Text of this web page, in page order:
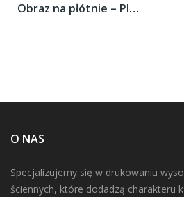
Obraz na płótnie – Ploty papuzie –...
O NAS
Specjalizujemy się w drukowaniu
ściennych, które dodadzą charakteru